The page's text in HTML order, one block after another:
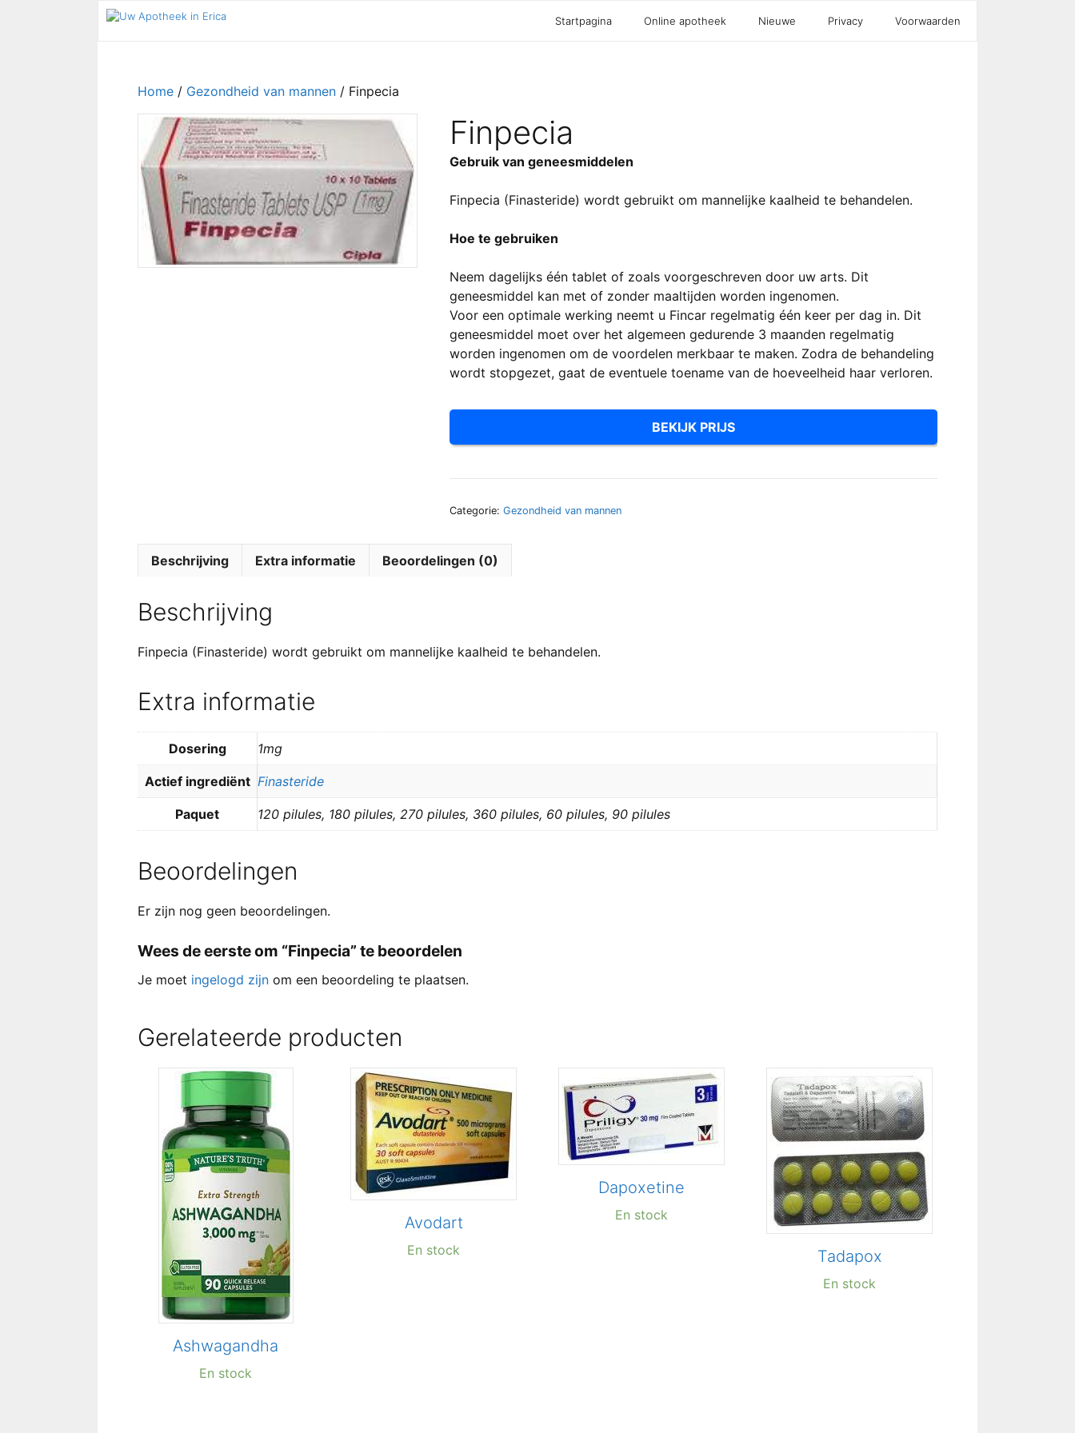
Startpagina Online apotheek Nieuwe Privacy Voorwaarden
Home / Gezondheid van mannen / Finpecia
Finpecia
Gebruik van geneesmiddelen
Finpecia (Finasteride) wordt gebruikt om mannelijke kaalheid te behandelen.
Hoe te gebruiken
Neem dagelijks één tablet of zoals voorgeschreven door uw arts. Dit
geneesmiddel kan met of zonder maaltijden worden ingenomen.
Voor een optimale werking neemt u Fincar regelmatig één keer per dag in. Dit
geneesmiddel moet over het algemeen gedurende 3 maanden regelmatig
worden ingenomen om de voordelen merkbaar te maken. Zodra de behandeling
wordt stopgezet, gaat de eventuele toename van de hoeveelheid haar verloren.
BEKIJK PRIJS
Categorie: Gezondheid van mannen
Beschrijving Extra informatie Beoordelingen (0)
Beschrijving
Finpecia (Finasteride) wordt gebruikt om mannelijke kaalheid te behandelen.
Extra informatie
Dosering 1mg
Actief ingrediënt Finasteride
Paquet 120 pilules, 180 pilules, 270 pilules, 360 pilules, 60 pilules, 90 pilules
Beoordelingen
Er zijn nog geen beoordelingen.
Wees de eerste om “Finpecia” te beoordelen
Je moet ingelogd zijn om een beoordeling te plaatsen.
Gerelateerde producten
Ashwagandha
En stock
Avodart
En stock
Dapoxetine
En stock
Tadapox
En stock